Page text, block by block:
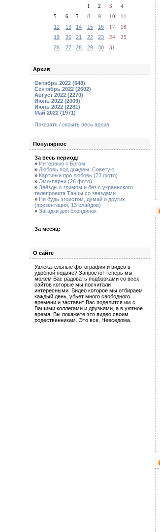
1
2 3
4
5
6 7 8 9 10
11
12
13 14 15 16 17
18
19
20 21 22 23 24
25
26
27 28 29 30 31
Архив
Октябрь 2022 (648)
Сентябрь 2022 (2602)
Август 2022 (2270)
Июль 2022 (2009)
Июнь 2022 (2281)
Май 2022 (1971)
Показать / скрыть весь архив
Популярное
За весь период:
» Интервью с Богом
» Любовь под дождем. Советую
» Картинки про любовь (73 фото)
» Эмо-парни (26 фото)
» Звёзды с гримом и без с украинского
телепроекта Танцы со звездами
» Не будь эгоистом, думай о других
(презентация, 13 слайдов)
» Загадки для блондинок
За месяц:
О сайте
Увлекательные фотографии и видео в
удобной подаче? Запросто! Теперь мы
можем Вас радовать подборками со всех
сайтов которые мы посчитали
интересными. Видео которое мы отбираем
каждый день, убьет много свободного
времени и заставит Вас поделится им с
Вашими коллегами и друзьями, а в уютное
время, Вы покажете это видео своим
родественникам. Это все, Невседома.